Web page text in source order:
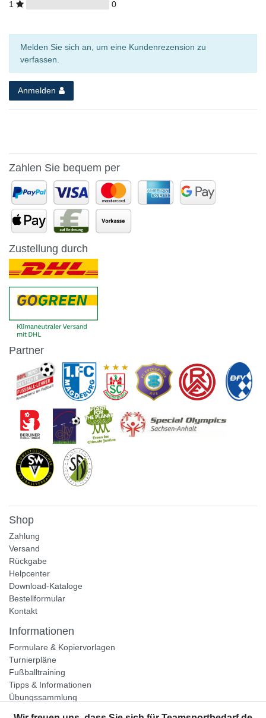
1
0
Melden Sie sich an, um eine Kundenrezension zu
verfassen.
Anmelden
Zahlen Sie bequem per
Zustellung durch
Partner
Shop
Zahlung
Versand
Rückgabe
Helpcenter
Download-Kataloge
Bestellformular
Kontakt
Informationen
Formulare & Kopiervorlagen
Turnierpläne
Fußballtraining
Tipps & Informationen
Übungssammlung